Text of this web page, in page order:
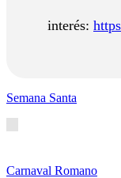
interés:
Semana Santa
Carnaval Romano